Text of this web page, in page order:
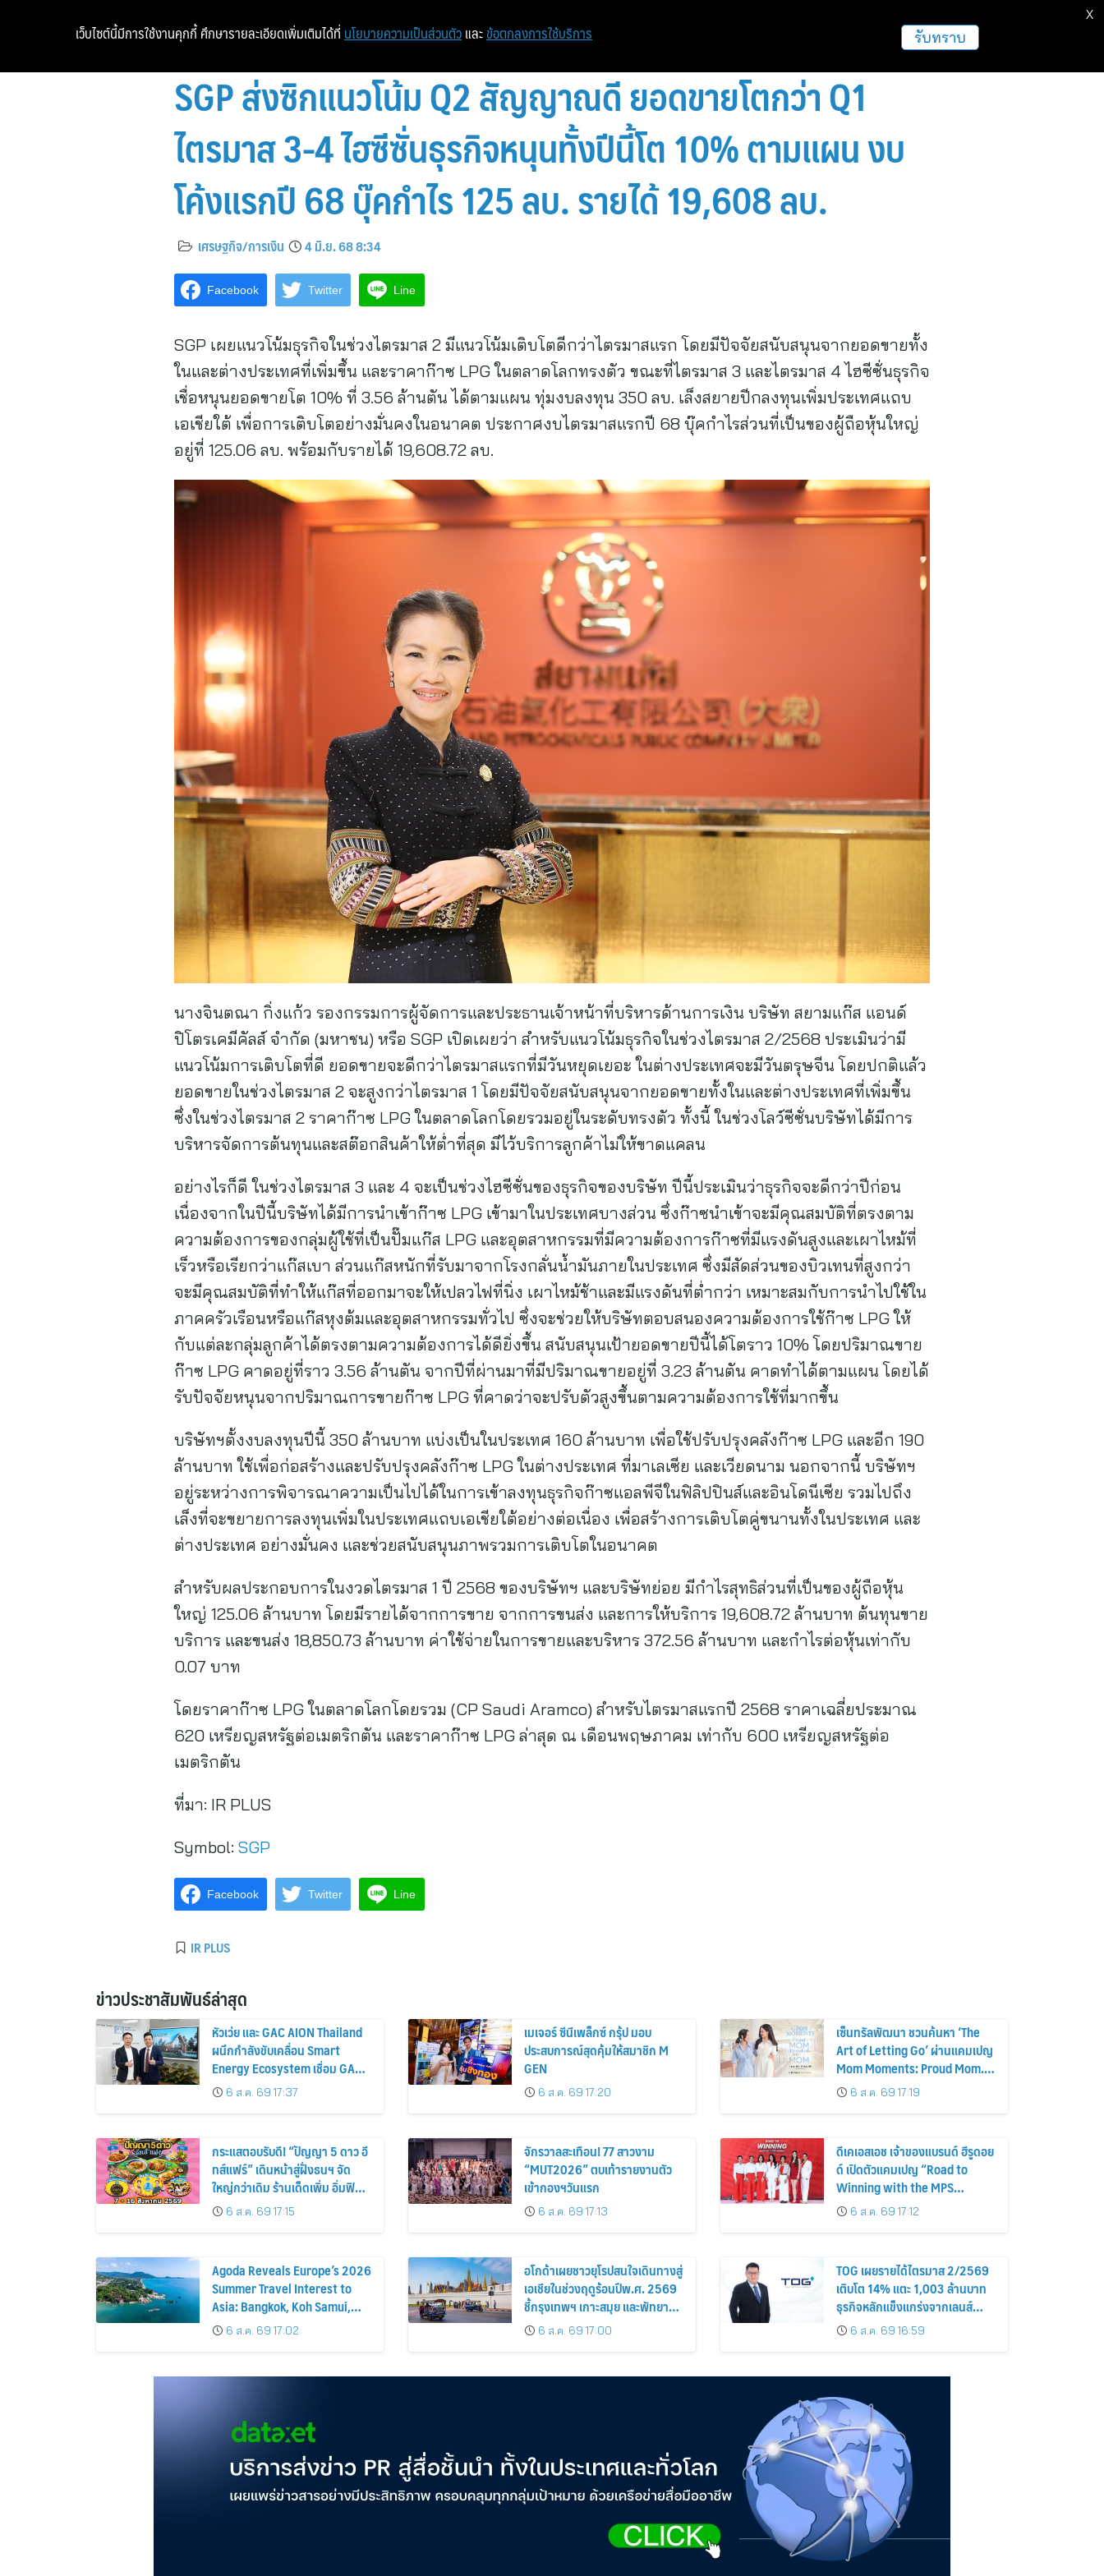
SGP ส่งซิกแนวโน้ม Q2 สัญญาณดี ยอดขายโตกว่า Q1
ไตรมาส 3-4 ไฮซีซั่นธุรกิจหนุนทั้งปีนี้โต 10% ตามแผน งบ
โค้งแรกปี 68 บุ๊คกำไร 125 ลบ. รายได้ 19,608 ลบ.
เศรษฐกิจ/การเงิน 4 มิ.ย. 68 8:34
Facebook Twitter Line
SGP เผยแนวโน้มธุรกิจในช่วงไตรมาส 2 มีแนวโน้มเติบโตดีกว่าไตรมาสแรก โดยมีปัจจัยสนับสนุนจากยอดขายทั้ง
ในและต่างประเทศที่เพิ่มขึ้น และราคาก๊าซ LPG ในตลาดโลกทรงตัว ขณะที่ไตรมาส 3 และไตรมาส 4 ไฮซีซั่นธุรกิจ
เชื่อหนุนยอดขายโต 10% ที่ 3.56 ล้านตัน ได้ตามแผน ทุ่มงบลงทุน 350 ลบ. เล็งสยายปีกลงทุนเพิ่มประเทศแถบ
เอเชียใต้ เพื่อการเติบโตอย่างมั่นคงในอนาคต ประกาศงบไตรมาสแรกปี 68 บุ๊คกำไรส่วนที่เป็นของผู้ถือหุ้นใหญ่
อยู่ที่ 125.06 ลบ. พร้อมกับรายได้ 19,608.72 ลบ.
นางจินตณา กิ่งแก้ว รองกรรมการผู้จัดการและประธานเจ้าหน้าที่บริหารด้านการเงิน บริษัท สยามแก๊ส แอนด์
ปิโตรเคมีคัลส์ จำกัด (มหาชน) หรือ SGP เปิดเผยว่า สำหรับแนวโน้มธุรกิจในช่วงไตรมาส 2/2568 ประเมินว่ามี
แนวโน้มการเติบโตที่ดี ยอดขายจะดีกว่าไตรมาสแรกที่มีวันหยุดเยอะ ในต่างประเทศจะมีวันตรุษจีน โดยปกติแล้ว
ยอดขายในช่วงไตรมาส 2 จะสูงกว่าไตรมาส 1 โดยมีปัจจัยสนับสนุนจากยอดขายทั้งในและต่างประเทศที่เพิ่มขึ้น
ซึ่งในช่วงไตรมาส 2 ราคาก๊าซ LPG ในตลาดโลกโดยรวมอยู่ในระดับทรงตัว ทั้งนี้ ในช่วงโลว์ซีซั่นบริษัทได้มีการ
บริหารจัดการต้นทุนและสต๊อกสินค้าให้ต่ำที่สุด มีไว้บริการลูกค้าไม่ให้ขาดแคลน
อย่างไรก็ดี ในช่วงไตรมาส 3 และ 4 จะเป็นช่วงไฮซีซั่นของธุรกิจของบริษัท ปีนี้ประเมินว่าธุรกิจจะดีกว่าปีก่อน
เนื่องจากในปีนี้บริษัทได้มีการนำเข้าก๊าซ LPG เข้ามาในประเทศบางส่วน ซึ่งก๊าซนำเข้าจะมีคุณสมบัติที่ตรงตาม
ความต้องการของกลุ่มผู้ใช้ที่เป็นปั๊มแก๊ส LPG และอุตสาหกรรมที่มีความต้องการก๊าซที่มีแรงดันสูงและเผาไหม้ที่
เร็วหรือเรียกว่าแก๊สเบา ส่วนแก๊สหนักที่รับมาจากโรงกลั่นน้ำมันภายในประเทศ ซึ่งมีสัดส่วนของบิวเทนที่สูงกว่า
จะมีคุณสมบัติที่ทำให้แก๊สที่ออกมาจะให้เปลวไฟที่นิ่ง เผาไหม้ช้าและมีแรงดันที่ต่ำกว่า เหมาะสมกับการนำไปใช้ใน
ภาคครัวเรือนหรือแก๊สหุงต้มและอุตสาหกรรมทั่วไป ซึ่งจะช่วยให้บริษัทตอบสนองความต้องการใช้ก๊าซ LPG ให้
กับแต่ละกลุ่มลูกค้าได้ตรงตามความต้องการได้ดียิ่งขึ้น สนับสนุนเป้ายอดขายปีนี้ได้โตราว 10% โดยปริมาณขาย
ก๊าซ LPG คาดอยู่ที่ราว 3.56 ล้านตัน จากปีที่ผ่านมาที่มีปริมาณขายอยู่ที่ 3.23 ล้านตัน คาดทำได้ตามแผน โดยได้
รับปัจจัยหนุนจากปริมาณการขายก๊าซ LPG ที่คาดว่าจะปรับตัวสูงขึ้นตามความต้องการใช้ที่มากขึ้น
บริษัทฯตั้งงบลงทุนปีนี้ 350 ล้านบาท แบ่งเป็นในประเทศ 160 ล้านบาท เพื่อใช้ปรับปรุงคลังก๊าซ LPG และอีก 190
ล้านบาท ใช้เพื่อก่อสร้างและปรับปรุงคลังก๊าซ LPG ในต่างประเทศ ที่มาเลเซีย และเวียดนาม นอกจากนี้ บริษัทฯ
อยู่ระหว่างการพิจารณาความเป็นไปได้ในการเข้าลงทุนธุรกิจก๊าซแอลพีจีในฟิลิปปินส์และอินโดนีเซีย รวมไปถึง
เล็งที่จะขยายการลงทุนเพิ่มในประเทศแถบเอเชียใต้อย่างต่อเนื่อง เพื่อสร้างการเติบโตคู่ขนานทั้งในประเทศ และ
ต่างประเทศ อย่างมั่นคง และช่วยสนับสนุนภาพรวมการเติบโตในอนาคต
สำหรับผลประกอบการในงวดไตรมาส 1 ปี 2568 ของบริษัทฯ และบริษัทย่อย มีกำไรสุทธิส่วนที่เป็นของผู้ถือหุ้น
ใหญ่ 125.06 ล้านบาท โดยมีรายได้จากการขาย จากการขนส่ง และการให้บริการ 19,608.72 ล้านบาท ต้นทุนขาย
บริการ และขนส่ง 18,850.73 ล้านบาท ค่าใช้จ่ายในการขายและบริหาร 372.56 ล้านบาท และกำไรต่อหุ้นเท่ากับ
0.07 บาท
โดยราคาก๊าซ LPG ในตลาดโลกโดยรวม (CP Saudi Aramco) สำหรับไตรมาสแรกปี 2568 ราคาเฉลี่ยประมาณ
620 เหรียญสหรัฐต่อเมตริกตัน และราคาก๊าซ LPG ล่าสุด ณ เดือนพฤษภาคม เท่ากับ 600 เหรียญสหรัฐต่อ
เมตริกตัน
ที่มา: IR PLUS
Symbol: SGP
Facebook Twitter Line
IR PLUS
ข่าวประชาสัมพันธ์ล่าสุด
หัวเว่ย และ GAC AION Thailand
ผนึกกำลังขับเคลื่อน Smart
Energy Ecosystem เชื่อม GAC
GN8 PHEV รถยนต์ MPV ระดับ
พรีเมียม เข้ากับพลังงานแสง
6 ส.ค. 69 17:37
เมเจอร์ ซีนีเพล็กซ์ กรุ้ป มอบ
ประสบการณ์สุดคุ้มให้สมาชิก M
GEN
6 ส.ค. 69 17:20
เซ็นทรัลพัฒนา ชวนค้นหา ‘The
Art of Letting Go’ ผ่านแคมเปญ
Mom Moments: Proud Mom.
Proud of My Mom.
6 ส.ค. 69 17:19
กระแสตอบรับดี! “ปัญญา 5 ดาว อี
ทส์แฟร์” เดินหน้าสู่ฝั่งธนฯ จัด
ใหญ่กว่าเดิม ร้านเด็ดเพิ่ม อิ่มฟิน
10 วันเต็ม!
6 ส.ค. 69 17:15
จักรวาลสะเทือน! 77 สาวงาม
“MUT2026” ตบเท้ารายงานตัว
เข้ากองฯวันแรก
6 ส.ค. 69 17:13
ดีเคเอสเอช เจ้าของแบรนด์ ฮีรูดอย
ด์ เปิดตัวแคมเปญ “Road to
Winning with the MPS
Science”
6 ส.ค. 69 17:12
Agoda Reveals Europe’s 2026
Summer Travel Interest to
Asia: Bangkok, Koh Samui,
and Pattaya Among the Top
Cities
6 ส.ค. 69 17:02
อโกด้าเผยชาวยุโรปสนใจเดินทางสู่
เอเชียในช่วงฤดูร้อนปีพ.ศ. 2569
ชี้กรุงเทพฯ เกาะสมุย และพัทยา
ติดอันดับเมืองยอดนิยม
6 ส.ค. 69 17:00
TOG เผยรายได้ไตรมาส 2/2569
เติบโต 14% แตะ 1,003 ล้านบาท
ธุรกิจหลักแข็งแกร่งจากเลนส์
มูลค่าเพิ่ม และการขยายตลาดต่าง
ประเทศ พร้อมเดินหน้าลงทุนเพื่อ
6 ส.ค. 69 16:59
เว็บไซต์นี้มีการใช้งานคุกกี้ ศึกษารายละเอียดเพิ่มเติมได้ที่ นโยบายความเป็นส่วนตัว และ ข้อตกลงการใช้บริการ รับทราบ
X